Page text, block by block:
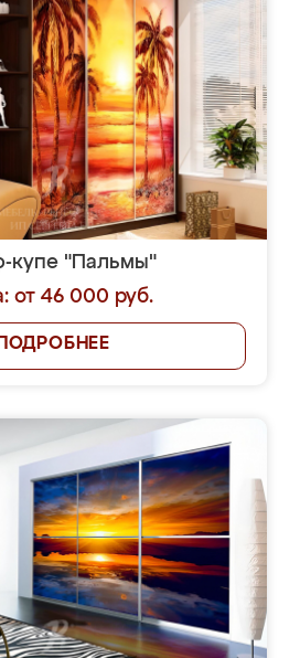
купе "Пальмы"
от 46 000 руб.
ПОДРОБНЕЕ